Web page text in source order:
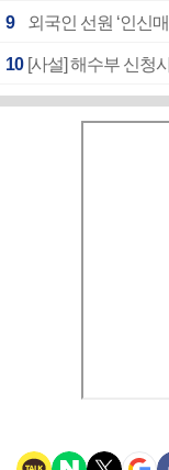
9 외국인 선원 ‘인신
10 [사설] 해수부 신청